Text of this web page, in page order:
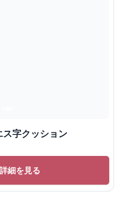
字クッション
細を見る